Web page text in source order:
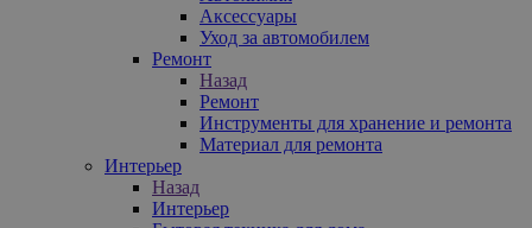
Аксессуары
Уход за автомобилем
Ремонт
Назад
Ремонт
Инструменты для хранение и ремонта
Материал для ремонта
Интерьер
Назад
Интерьер